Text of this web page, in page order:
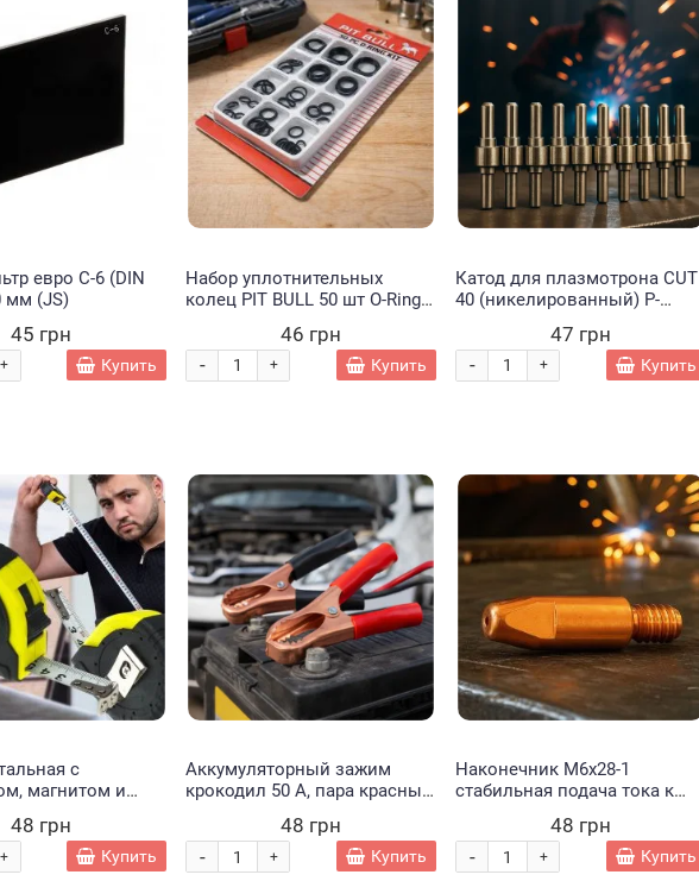
евро С-6 (DIN
мм (JS)
45 грн
+ Купить
Набор уплотнительных
колец PIT BULL 50 шт O-Ring
авто, сантехники, ремонта
(YAB)
46 грн
+
- Купить
Катод для плазмотрона CUT
40 (никелированный) P-
47 грн
+
- Купить
с
магнитом и
48 грн
+ Купить
Аккумуляторный зажим
крокодил 50 А, пара красный
48 грн
+
- Купить
Наконечник М6х28-1
стабильная подача тока к
диаметром 1 мм.1124 (JS)
48 грн
+
- Купить